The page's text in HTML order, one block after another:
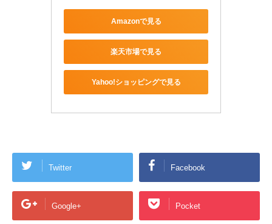
Amazonで見る
楽天市場で見る
Yahoo!ショッピングで見る
Twitter Facebook
Google+ Pocket